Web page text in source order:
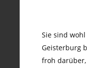
Sie sind
Geisterburg
froh darüber,